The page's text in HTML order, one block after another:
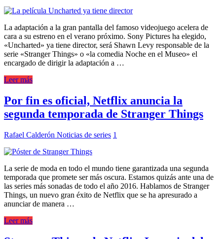
La adaptación a la gran pantalla del famoso videojuego acelera de
cara a su estreno en el verano próximo. Sony Pictures ha elegido,
«Uncharted» ya tiene director, será Shawn Levy responsable de la
serie «Stranger Things» o «la comedia Noche en el Museo» el
encargado de dirigir la adaptación a …
Leer más
Por fin es oficial, Netflix anuncia la
segunda temporada de Stranger Things
Rafael Calderón Noticias de series 1
La serie de moda en todo el mundo tiene garantizada una segunda
temporada que promete ser más oscura. Estamos quizás ante una de
las series más sonadas de todo el año 2016. Hablamos de Stranger
Things, un nuevo gran éxito de Netflix que se ha apresurado a
anunciar de manera …
Leer más